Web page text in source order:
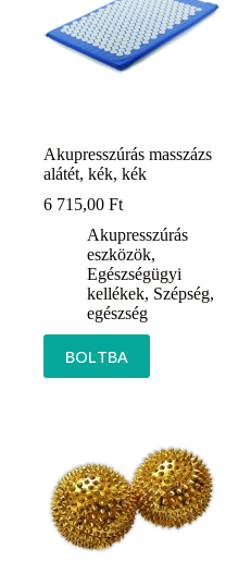
Akupresszúrás masszázs
alátét, kék, kék
6 715,00 Ft
Akupresszúrás
eszközök,
Egészségügyi
kellékek, Szépség,
egészség
BOLTBA